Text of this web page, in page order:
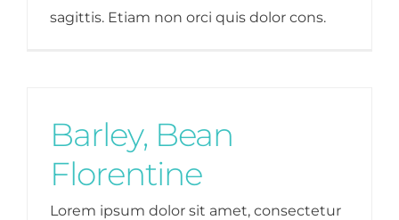
sagittis. Etiam non orci quis dolor cons.
Barley, Bean
Florentine
Lorem ipsum dolor sit amet, consectetur